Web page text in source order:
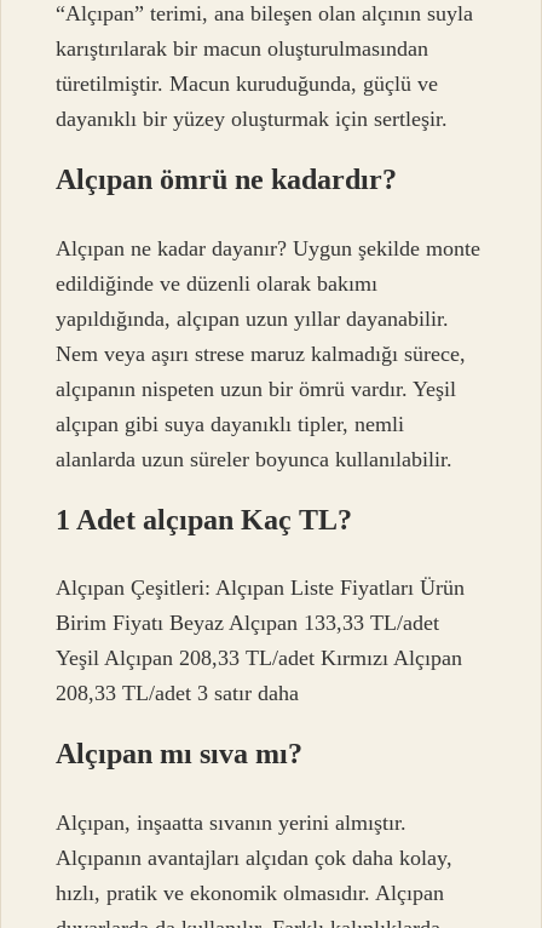
“Alçıpan” terimi, ana bileşen olan alçının suyla
karıştırılarak bir macun oluşturulmasından
türetilmiştir. Macun kuruduğunda, güçlü ve
dayanıklı bir yüzey oluşturmak için sertleşir.
Alçıpan ömrü ne kadardır?
Alçıpan ne kadar dayanır? Uygun şekilde monte
edildiğinde ve düzenli olarak bakımı
yapıldığında, alçıpan uzun yıllar dayanabilir.
Nem veya aşırı strese maruz kalmadığı sürece,
alçıpanın nispeten uzun bir ömrü vardır. Yeşil
alçıpan gibi suya dayanıklı tipler, nemli
alanlarda uzun süreler boyunca kullanılabilir.
1 Adet alçıpan Kaç TL?
Alçıpan Çeşitleri: Alçıpan Liste Fiyatları Ürün
Birim Fiyatı Beyaz Alçıpan 133,33 TL/adet
Yeşil Alçıpan 208,33 TL/adet Kırmızı Alçıpan
208,33 TL/adet 3 satır daha
Alçıpan mı sıva mı?
Alçıpan, inşaatta sıvanın yerini almıştır.
Alçıpanın avantajları alçıdan çok daha kolay,
hızlı, pratik ve ekonomik olmasıdır. Alçıpan